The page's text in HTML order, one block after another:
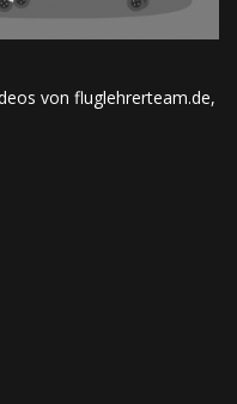
von fluglehrerteam.de,